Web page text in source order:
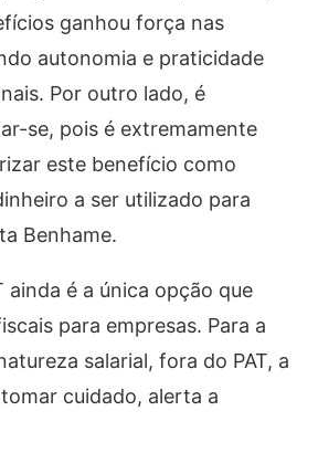
ganhou força nas
autonomia e praticidade
Por outro lado, é
se, pois é extremamente
este benefício como
a ser utilizado para
Benhame.
ainda é a única opção que
para empresas. Para a
salarial, fora do PAT, a
cuidado, alerta a